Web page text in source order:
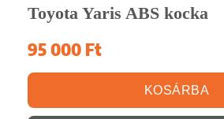
Toyota Yaris ABS kocka
95 000 Ft
KOSÁRBA